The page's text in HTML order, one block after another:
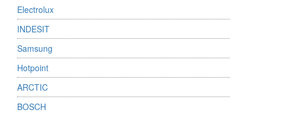
Electrolux
INDESIT
Samsung
Hotpoint
ARCTIC
BOSCH